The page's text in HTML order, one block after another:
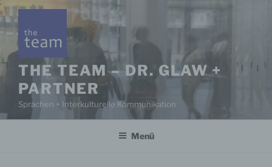
Zum
Inhalt
springen
THE TEAM – DR. GLAW +
PARTNER
Sprachen + Interkulturelle Kommunikation
Menü